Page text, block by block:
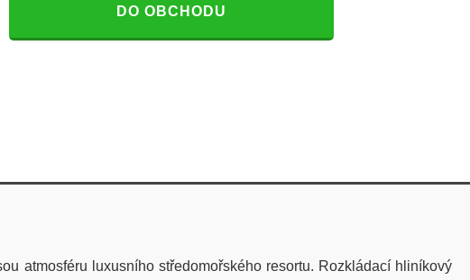
DO OBCHODU
atmosféru luxusního středomořského resortu. Rozkládací hliníkový